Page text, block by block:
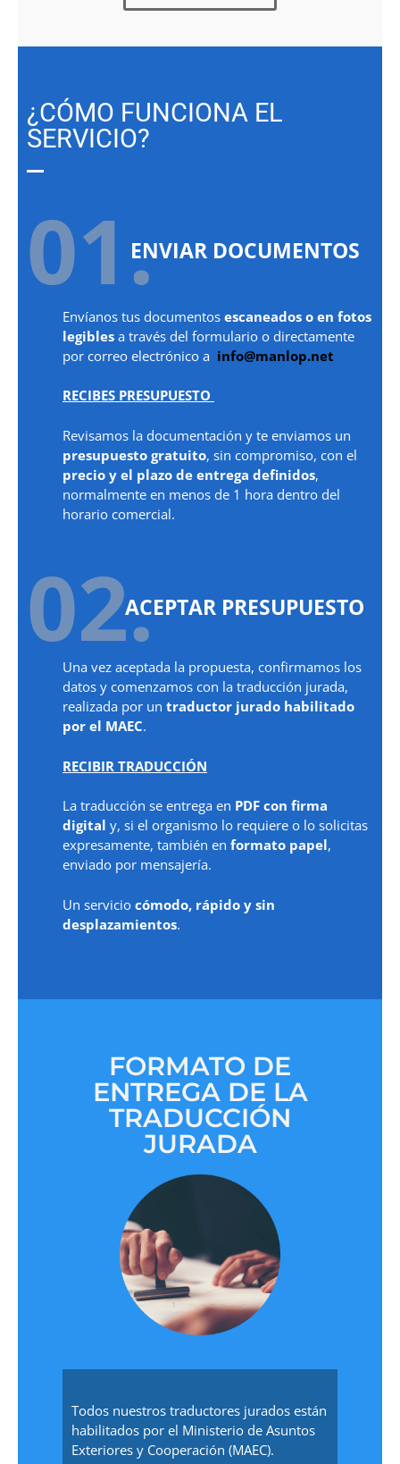
¿CÓMO FUNCIONA EL
SERVICIO?
01.ENVIAR DOCUMENTOS
Envíanos tus documentos escaneados o en fotos
legibles a través del formulario o directamente
por correo electrónico a info@manlop.net
RECIBES PRESUPUESTO
Revisamos la documentación y te enviamos un
presupuesto gratuito, sin compromiso, con el
precio y el plazo de entrega definidos,
normalmente en menos de 1 hora dentro del
horario comercial.
02.ACEPTAR PRESUPUESTO
Una vez aceptada la propuesta, confirmamos los
datos y comenzamos con la traducción jurada,
realizada por un traductor jurado habilitado
por el MAEC.
RECIBIR TRADUCCIÓN
La traducción se entrega en PDF con firma
digital y, si el organismo lo requiere o lo solicitas
expresamente, también en formato papel,
enviado por mensajería.
Un servicio cómodo, rápido y sin
desplazamientos.
FORMATO DE
ENTREGA DE LA
TRADUCCIÓN
JURADA
Todos nuestros traductores jurados están
habilitados por el Ministerio de Asuntos
Exteriores y Cooperación (MAEC).